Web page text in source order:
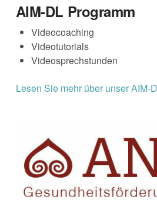
AIM-DL Programm
Videocoaching
Videotutorials
Videosprechstunden
Lesen Sie mehr über unser